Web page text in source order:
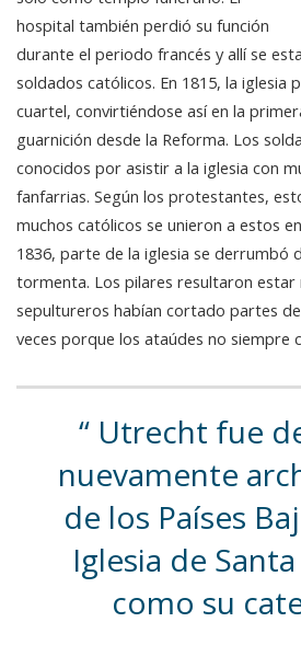
hospital también perdió su función
durante el periodo francés y allí se
soldados católicos. En 1815, la iglesia
cuartel, convirtiéndose así en la
guarnición desde la Reforma. Los
conocidos por asistir a la iglesia con
fanfarrias. Según los protestantes,
muchos católicos se unieron a estos
1836, parte de la iglesia se derrumbó
tormenta. Los pilares resultaron estar
sepultureros habían cortado partes
veces porque los ataúdes no siempre
Utrecht fue
nuevamente
de los Países
Iglesia de
como su